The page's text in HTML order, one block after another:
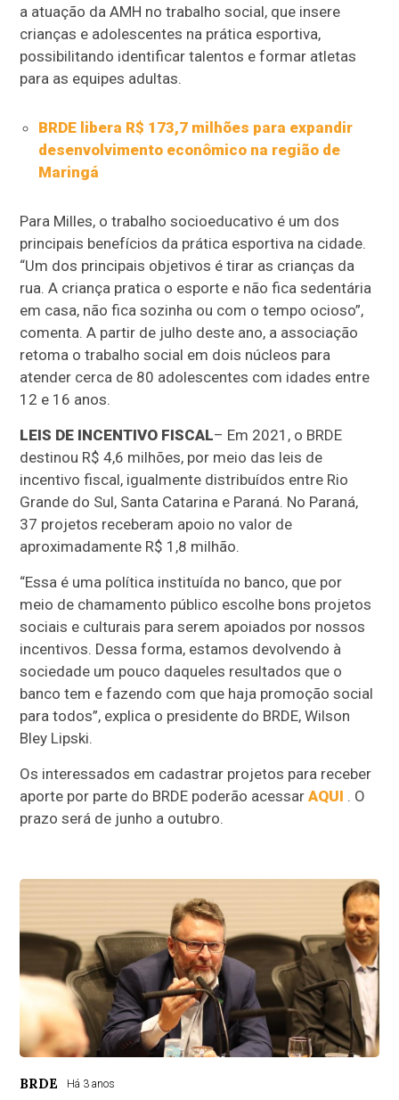
a atuação da AMH no trabalho social, que insere
crianças e adolescentes na prática esportiva,
possibilitando identificar talentos e formar atletas
para as equipes adultas.
BRDE libera R$ 173,7 milhões para expandir
desenvolvimento econômico na região de
Maringá
Para Milles, o trabalho socioeducativo é um dos
principais benefícios da prática esportiva na cidade.
“Um dos principais objetivos é tirar as crianças da
rua. A criança pratica o esporte e não fica sedentária
em casa, não fica sozinha ou com o tempo ocioso”,
comenta. A partir de julho deste ano, a associação
retoma o trabalho social em dois núcleos para
atender cerca de 80 adolescentes com idades entre
12 e 16 anos.
LEIS DE INCENTIVO FISCAL– Em 2021, o BRDE
destinou R$ 4,6 milhões, por meio das leis de
incentivo fiscal, igualmente distribuídos entre Rio
Grande do Sul, Santa Catarina e Paraná. No Paraná,
37 projetos receberam apoio no valor de
aproximadamente R$ 1,8 milhão.
“Essa é uma política instituída no banco, que por
meio de chamamento público escolhe bons projetos
sociais e culturais para serem apoiados por nossos
incentivos. Dessa forma, estamos devolvendo à
sociedade um pouco daqueles resultados que o
banco tem e fazendo com que haja promoção social
para todos”, explica o presidente do BRDE, Wilson
Bley Lipski.
Os interessados em cadastrar projetos para receber
aporte por parte do BRDE poderão acessarAQUI . O
prazo será de junho a outubro.
BRDE Há 3 anos